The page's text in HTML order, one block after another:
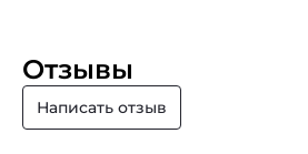
Отзывы
Написать отзыв